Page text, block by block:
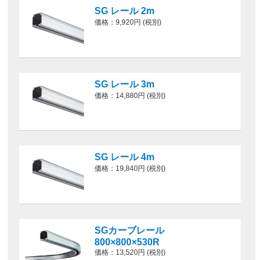
SG レール 2m
価格：9,920円 (税別)
SG レール 3m
価格：14,880円 (税別)
SG レール 4m
価格：19,840円 (税別)
SGカーブレール
800×800×530R
価格：13,520円 (税別)